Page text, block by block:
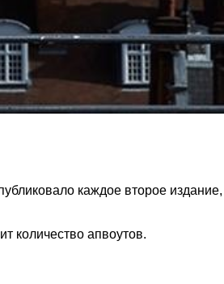
каждое второе издание,
количество апвоутов.